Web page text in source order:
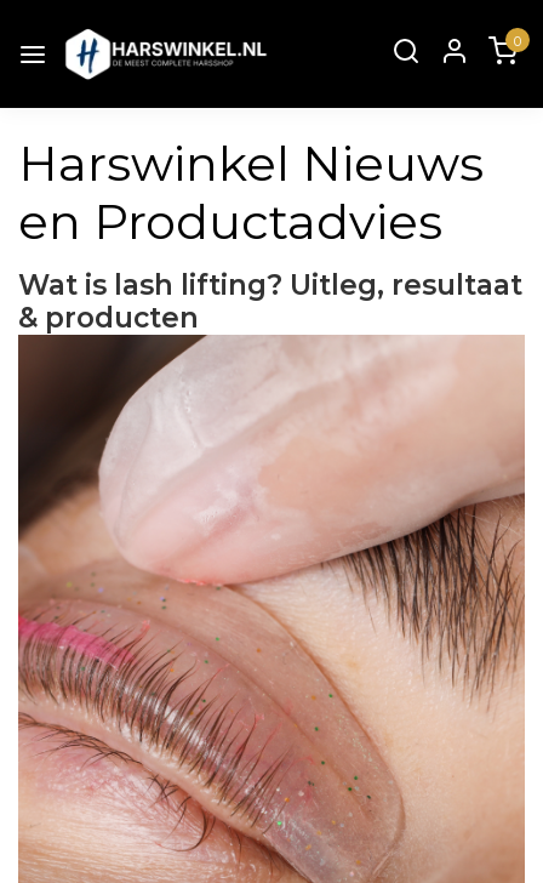
0
Harswinkel Nieuws
en Productadvies
Wat is lash lifting? Uitleg, resultaat
& producten